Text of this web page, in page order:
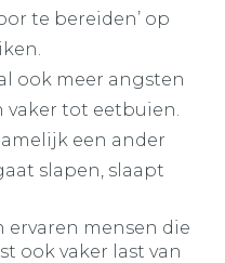
te bereiden’ op
ook meer angsten
vaker tot eetbuien.
een ander
slapen, slaapt
mensen die
ook vaker last van